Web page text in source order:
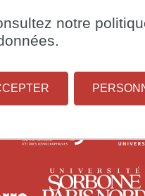
notre
Condorcet
maison
sciences
national
Université